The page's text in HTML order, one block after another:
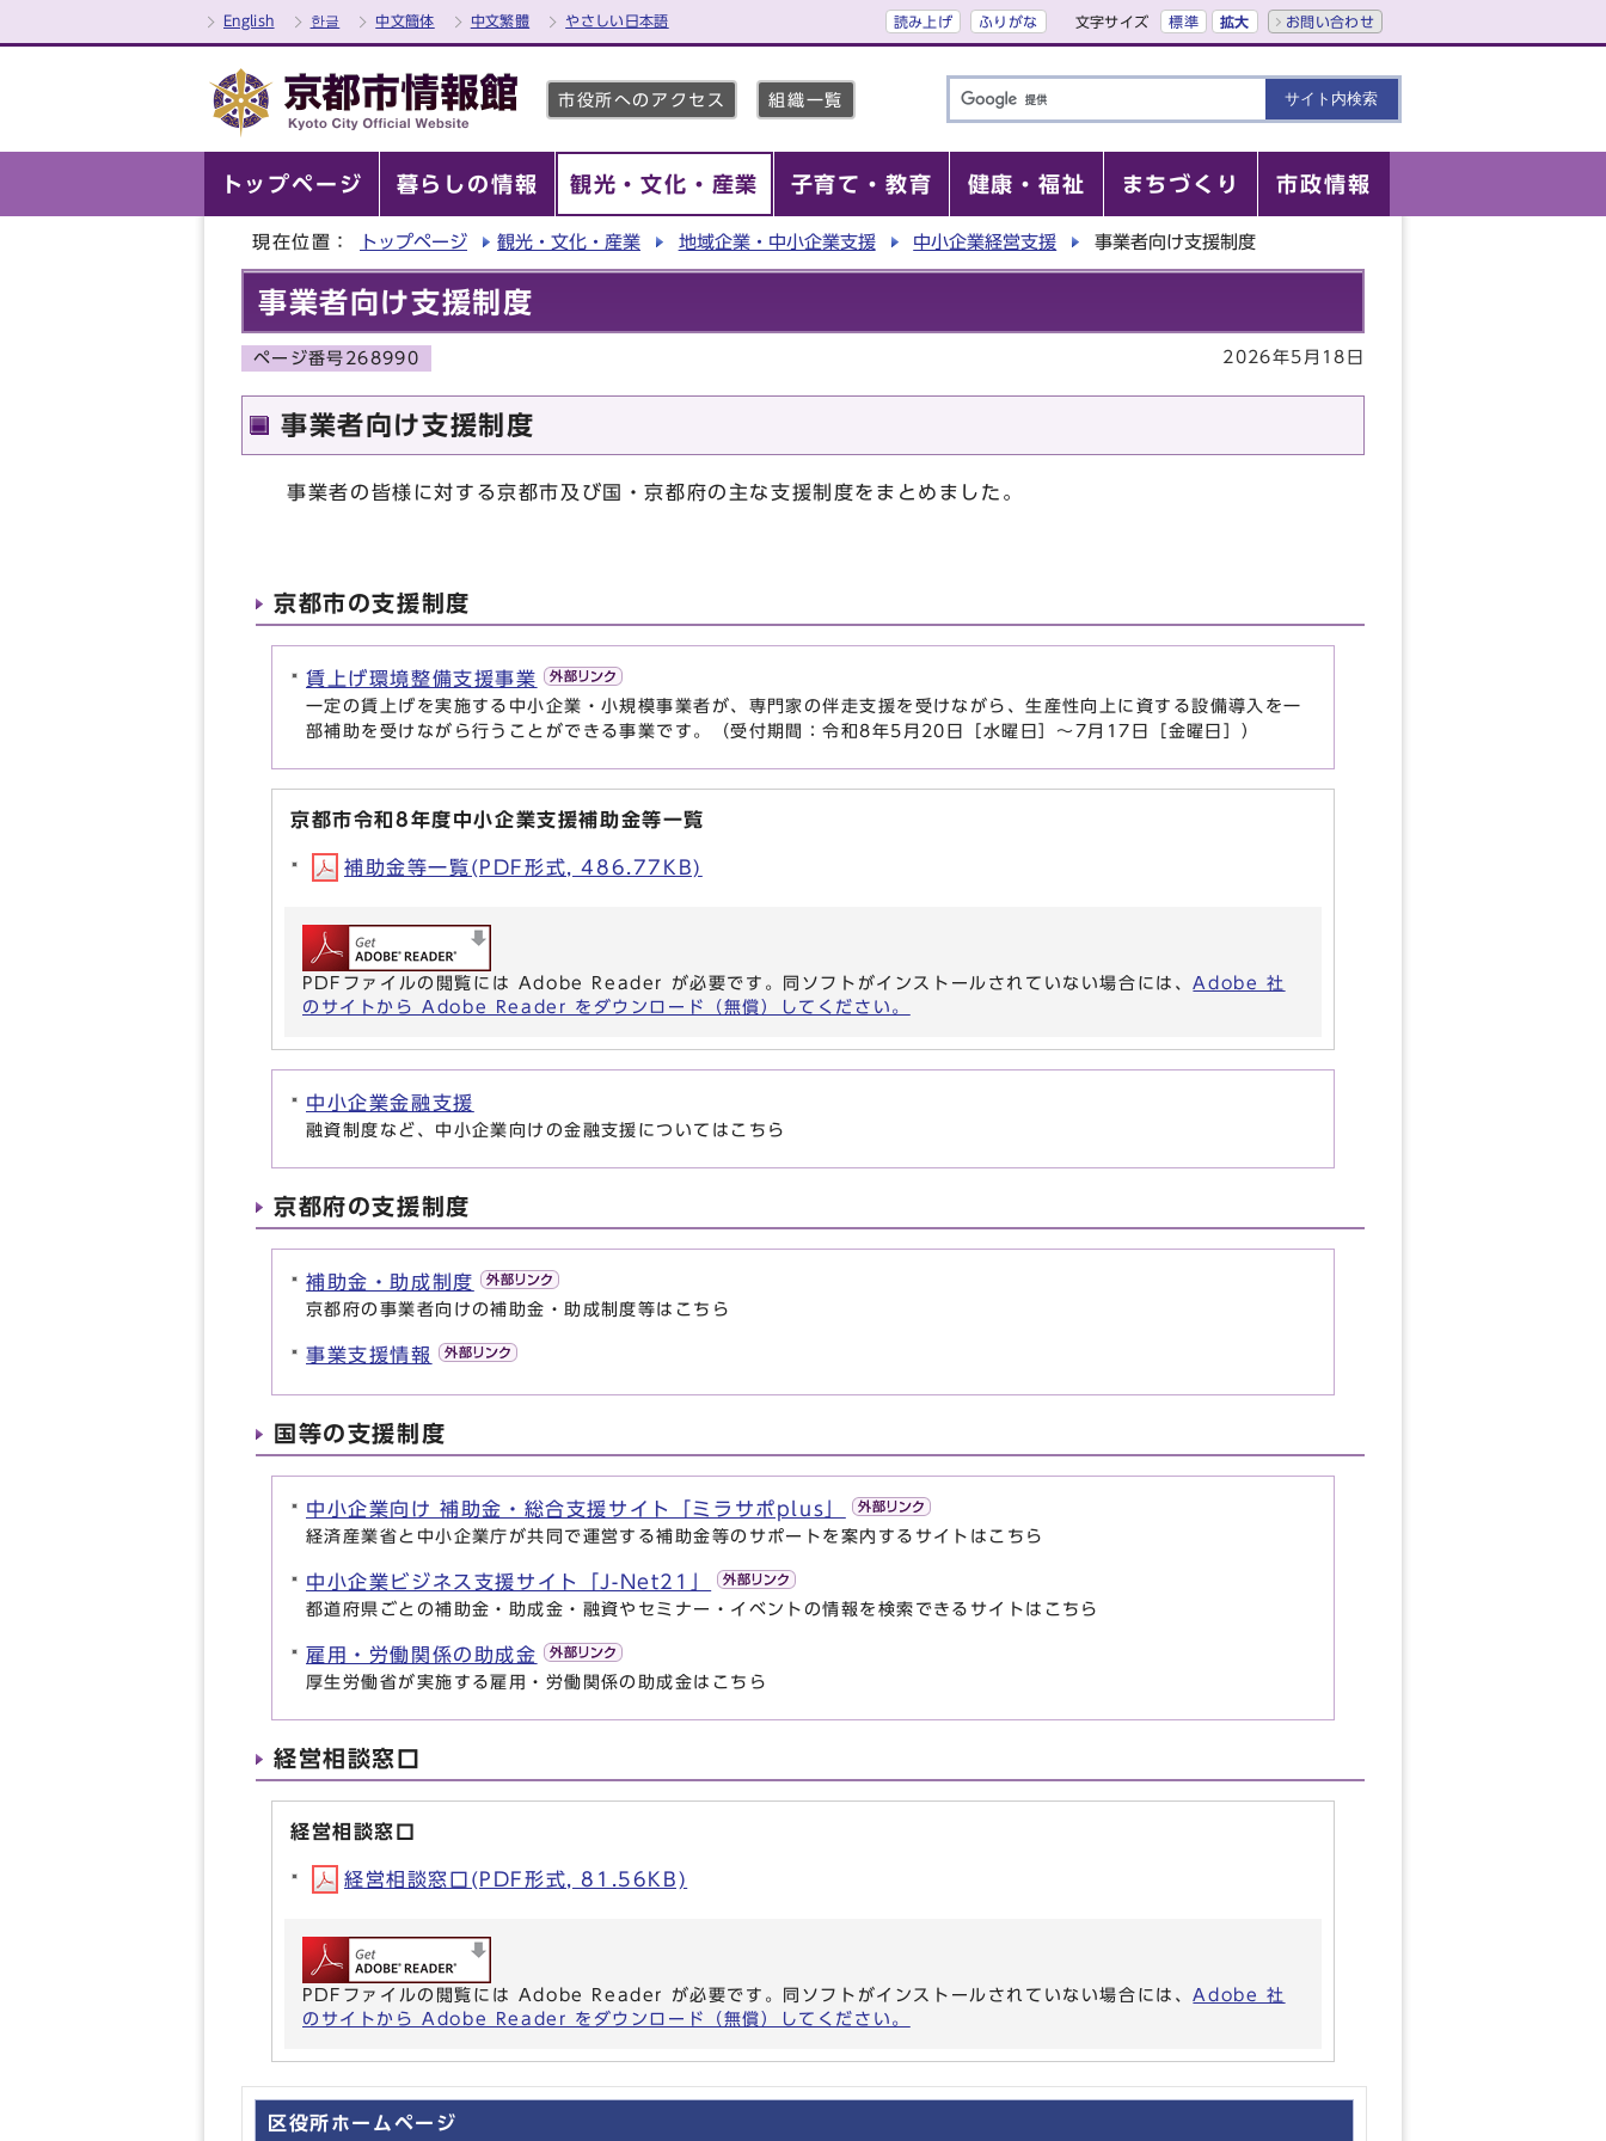
English 한글 中文簡体 中文繁體 やさしい日本語 読み上げ ふりがな 文字サイズ 標準 拡大 お問い合わせ
市役所へのアクセス 組織一覧
トップページ 暮らしの情報 観光・文化・産業 子育て・教育 健康・福祉 まちづくり 市政情報
現在位置： トップページ 観光・文化・産業 地域企業・中小企業支援 中小企業経営支援 事業者向け支援制度
事業者向け支援制度
ページ番号268990 2026年5月18日
事業者向け支援制度
事業者の皆様に対する京都市及び国・京都府の主な支援制度をまとめました。
京都市の支援制度
賃上げ環境整備支援事業
一定の賃上げを実施する中小企業・小規模事業者が、専門家の伴走支援を受けながら、生産性向上に資する設備導入を一
部補助を受けながら行うことができる事業です。（受付期間：令和8年5月20日［水曜日］～7月17日［金曜日］）
京都市令和8年度中小企業支援補助金等一覧
補助金等一覧(PDF形式, 486.77KB)
PDFファイルの閲覧には Adobe Reader が必要です。同ソフトがインストールされていない場合には、Adobe 社
のサイトから Adobe Reader をダウンロード（無償）してください。
中小企業金融支援
融資制度など、中小企業向けの金融支援についてはこちら
京都府の支援制度
補助金・助成制度
京都府の事業者向けの補助金・助成制度等はこちら
事業支援情報
国等の支援制度
中小企業向け 補助金・総合支援サイト「ミラサポplus」
経済産業省と中小企業庁が共同で運営する補助金等のサポートを案内するサイトはこちら
中小企業ビジネス支援サイト「J-Net21」
都道府県ごとの補助金・助成金・融資やセミナー・イベントの情報を検索できるサイトはこちら
雇用・労働関係の助成金
厚生労働省が実施する雇用・労働関係の助成金はこちら
経営相談窓口
経営相談窓口
経営相談窓口(PDF形式, 81.56KB)
PDFファイルの閲覧には Adobe Reader が必要です。同ソフトがインストールされていない場合には、Adobe 社
のサイトから Adobe Reader をダウンロード（無償）してください。
区役所ホームページ